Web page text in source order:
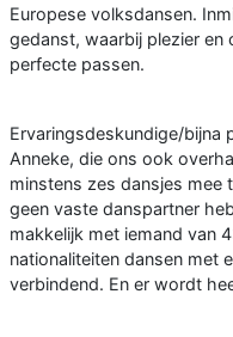
Europese volksdansen.
gedanst, waarbij plezier en
perfecte passen.
Ervaringsdeskundige/bijna
Anneke, die ons ook
minstens zes dansjes mee
geen vaste danspartner
makkelijk met iemand van
nationaliteiten dansen met
verbindend. En er wordt